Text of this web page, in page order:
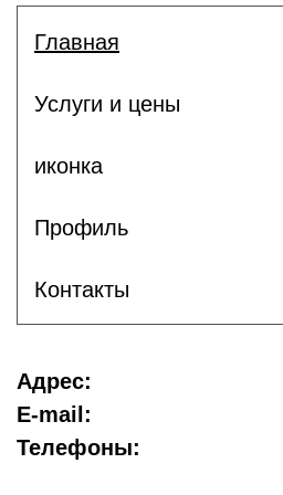
Главная
Услуги и цены
иконка
Профиль
Контакты
Адрес:
E-mail:
Телефоны: